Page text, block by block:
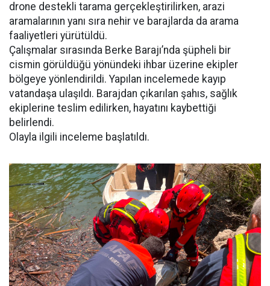
drone destekli tarama gerçekleştirilirken, arazi
aramalarının yanı sıra nehir ve barajlarda da arama
faaliyetleri yürütüldü.
Çalışmalar sırasında Berke Barajı’nda şüpheli bir
cismin görüldüğü yönündeki ihbar üzerine ekipler
bölgeye yönlendirildi. Yapılan incelemede kayıp
vatandaşa ulaşıldı. Barajdan çıkarılan şahıs, sağlık
ekiplerine teslim edilirken, hayatını kaybettiği
belirlendi.
Olayla ilgili inceleme başlatıldı.